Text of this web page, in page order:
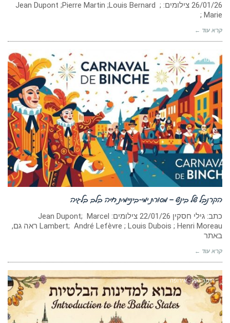
‏26/01/26 צילומים: ; Jean Dupont ;Pierre Martin ;Louis Bernard
; Marie
קרא עוד ←
חומר רקע - אירופה
הקרנבל של בינש – מסורת ימי-ביניימית חיה בלב בלגיה
כתב: גילי חסקין ‏22/01/26 צילומים: Jean Dupont; Marcel
Lambert; André Lefèvre ; Louis Dubois ; Henri Moreau ראה גם,
באתר
קרא עוד ←
חומר רקע - אירופה